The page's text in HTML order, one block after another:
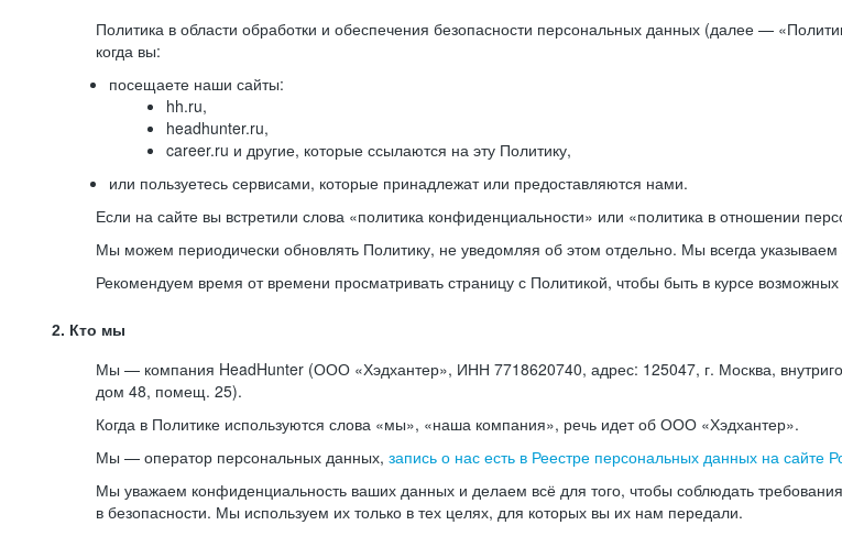
Политика в области обработки и обеспечения безопасности персональных данных (далее —
когда вы:
посещаете наши сайты:
hh.ru,
headhunter.ru,
career.ru и другие, которые ссылаются на эту Политику,
или пользуетесь сервисами, которые принадлежат или предоставляются нами.
Если на сайте вы встретили слова «политика конфиденциальности» или «политика в отношении
Мы можем периодически обновлять Политику, не уведомляя об этом отдельно. Мы всегда указываем
Рекомендуем время от времени просматривать страницу с Политикой, чтобы быть в курсе
2. Кто мы
Мы — компания HeadHunter (ООО «Хэдхантер», ИНН 7718620740, адрес: 125047, г. Москва,
дом 48, помещ. 25).
Когда в Политике используются слова «мы», «наша компания», речь идет об ООО «Хэдхантер».
Мы — оператор персональных данных, запись о нас есть в Реестре персональных данных на сайте
Мы уважаем конфиденциальность ваших данных и делаем всё для того, чтобы соблюдать
в безопасности. Мы используем их только в тех целях, для которых вы их нам передали.